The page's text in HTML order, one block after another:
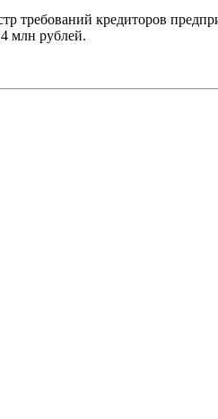
требований кредиторов
млн рублей.